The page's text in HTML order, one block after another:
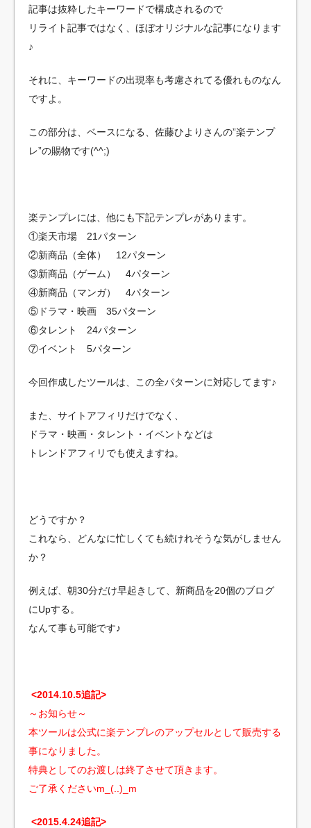
記事は抜粋したキーワードで構成されるので
リライト記事ではなく、ほぼオリジナルな記事になります
♪
それに、キーワードの出現率も考慮されてる優れものなん
ですよ。
この部分は、ベースになる、佐藤ひよりさんの”楽テンプ
レ”の賜物です(^^;)
楽テンプレには、他にも下記テンプレがあります。
①楽天市場 21パターン
②新商品（全体） 12パターン
③新商品（ゲーム） 4パターン
④新商品（マンガ） 4パターン
⑤ドラマ・映画 35パターン
⑥タレント 24パターン
⑦イベント 5パターン
今回作成したツールは、この全パターンに対応してます♪
また、サイトアフィリだけでなく、
ドラマ・映画・タレント・イベントなどは
トレンドアフィリでも使えますね。
どうですか？
これなら、どんなに忙しくても続けれそうな気がしません
か？
例えば、朝30分だけ早起きして、新商品を20個のブログ
にUpする。
なんて事も可能です♪
<2014.10.5追記>
～お知らせ～
本ツールは公式に楽テンプレのアップセルとして販売する
事になりました。
特典としてのお渡しは終了させて頂きます。
ご了承くださいm_(..)_m
<2015.4.24追記>